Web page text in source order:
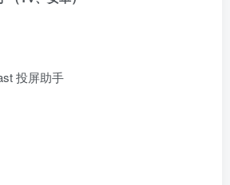
投屏助手